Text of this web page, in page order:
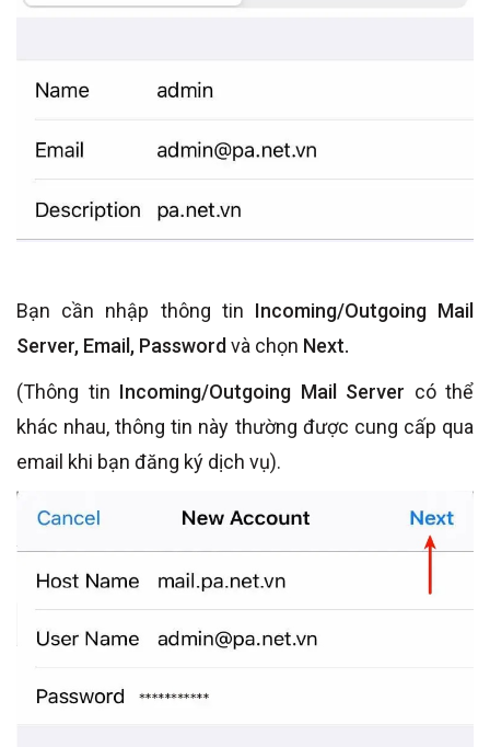
Bạn cần nhập thông tin Incoming/Outgoing Mail
Server, Email, Passwordvà chọn Next.
(Thông tin Incoming/Outgoing Mail Server có thể
khác nhau, thông tin này thường được cung cấp qua
email khi bạn đăng ký dịch vụ).